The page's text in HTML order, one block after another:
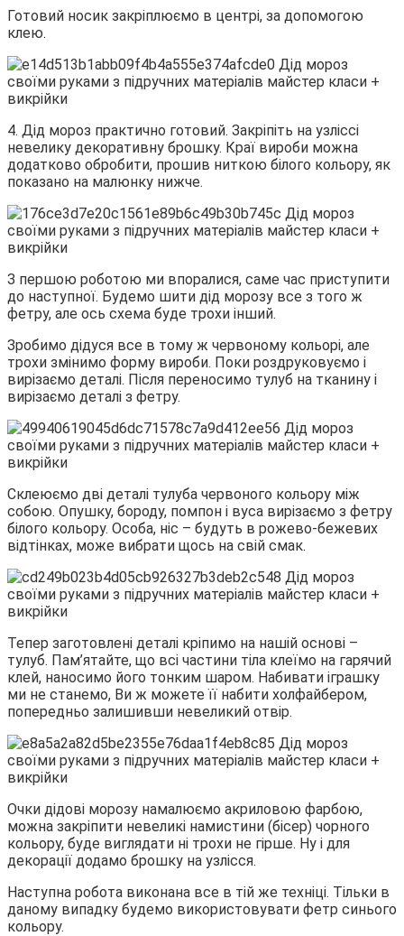
Готовий носик закріплюємо в центрі, за допомогою
клею.
4. Дід мороз практично готовий. Закріпіть на узліссі
невелику декоративну брошку. Краї вироби можна
додатково обробити, прошив ниткою білого кольору, як
показано на малюнку нижче.
З першою роботою ми впоралися, саме час приступити
до наступної. Будемо шити дід морозу все з того ж
фетру, але ось схема буде трохи інший.
Зробимо дідуся все в тому ж червоному кольорі, але
трохи змінимо форму вироби. Поки роздруковуємо і
вирізаємо деталі. Після переносимо тулуб на тканину і
вирізаємо деталі з фетру.
Склеюємо дві деталі тулуба червоного кольору між
собою. Опушку, бороду, помпон і вуса вирізаємо з фетру
білого кольору. Особа, ніс – будуть в рожево-бежевих
відтінках, може вибрати щось на свій смак.
Тепер заготовлені деталі кріпимо на нашій основі –
тулуб. Пам’ятайте, що всі частини тіла клеїмо на гарячий
клей, наносимо його тонким шаром. Набивати іграшку
ми не станемо, Ви ж можете її набити холфайбером,
попередньо залишивши невеликий отвір.
Очки дідові морозу намалюємо акриловою фарбою,
можна закріпити невеликі намистини (бісер) чорного
кольору, буде виглядати ні трохи не гірше. Ну і для
декорації додамо брошку на узлісся.
Наступна робота виконана все в тій же техніці. Тільки в
даному випадку будемо використовувати фетр синього
кольору.